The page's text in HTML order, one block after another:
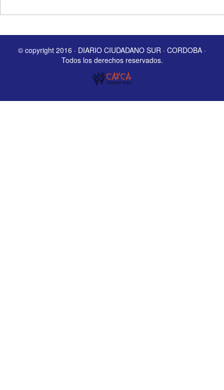
© copyright 2016 · DIARIO CIUDADANO SUR · CORDOBA ·
Todos los derechos reservados.